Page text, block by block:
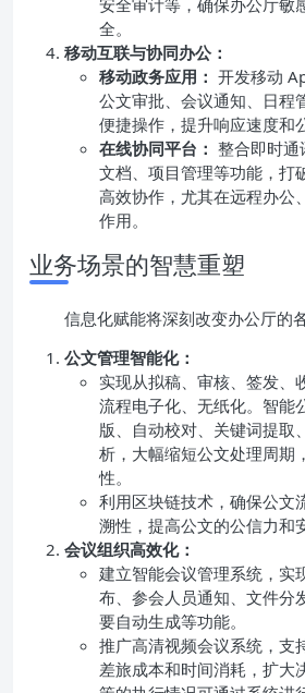
安全审计等，确保办公厅敏
全。
移动互联与协同办公：
移动政务应用： 开发移动
公文审批、会议通知、日程
便捷操作，提升响应速度和
在线协同平台： 整合即时通
文档、项目管理等功能，打
高效协作，尤其在远程办公
作用。
业务场景的智慧重塑
信息化赋能将深刻改变办公厅的
公文管理智能化：
实现从拟稿、审核、签发、
流程电子化、无纸化。智能
版、自动校对、关键词提取
析，大幅缩短公文处理周期
性。
利用区块链技术，确保公文
溯性，提高公文的公信力和
会议组织高效化：
建立智能会议管理系统，实
布、参会人员通知、文件分
要自动生成等功能。
推广高清视频会议系统，支
差旅成本和时间消耗，扩大